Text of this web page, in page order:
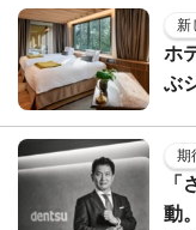
新
ホ
ぶ
期
「
動